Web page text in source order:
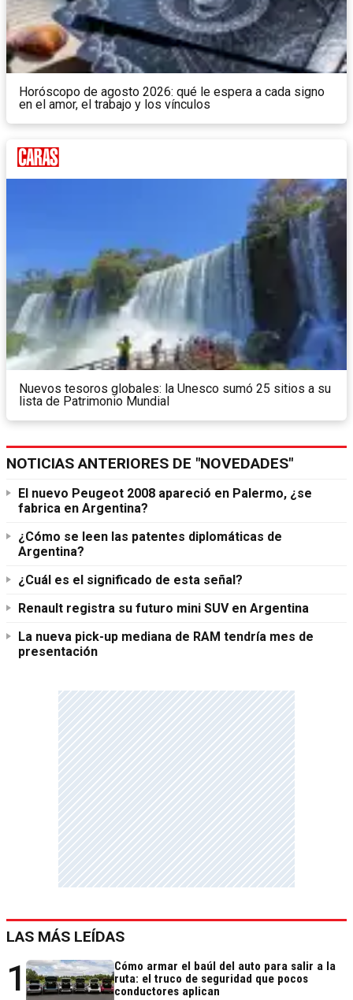
Horóscopo de agosto 2026: qué le espera a cada signo
en el amor, el trabajo y los vínculos
Nuevos tesoros globales: la Unesco sumó 25 sitios a su
lista de Patrimonio Mundial
NOTICIAS ANTERIORES DE "NOVEDADES"
El nuevo Peugeot 2008 apareció en Palermo, ¿se
fabrica en Argentina?
¿Cómo se leen las patentes diplomáticas de
Argentina?
¿Cuál es el significado de esta señal?
Renault registra su futuro mini SUV en Argentina
La nueva pick-up mediana de RAM tendría mes de
presentación
LAS MÁS LEÍDAS
1
Cómo armar el baúl del auto para salir a la
ruta: el truco de seguridad que pocos
conductores aplican